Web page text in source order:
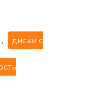
, диски с